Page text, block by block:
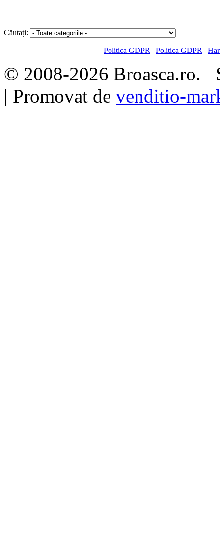
Căutați:
Politica GDPR | Politica GDPR |
© 2008-2026 Broasca.ro.
| Promovat de venditio-